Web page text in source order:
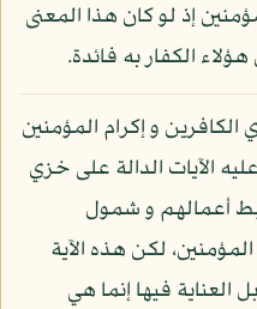
إذ لو كان هذا المعنى
الكفار به فائدة.
و إكرام المؤمنين
الآيات الدالة على خزي
أعمالهم و شمول
لكن هذه الآية
فيها إنما هي